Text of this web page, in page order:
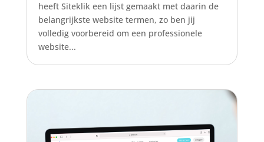
heeft Siteklik een lijst gemaakt met daarin de
belangrijkste website termen, zo ben jij
volledig voorbereid om een professionele
website...